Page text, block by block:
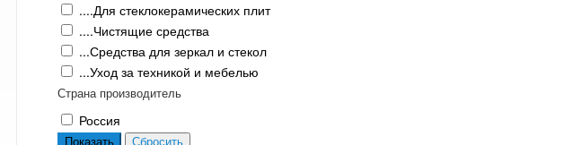
....Для стеклокерамических плит
....Чистящие средства
...Средства для зеркал и стекол
...Уход за техникой и мебелью
Страна производитель
Россия